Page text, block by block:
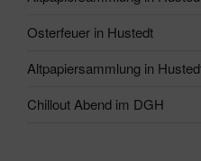
Osterfeuer in Hustedt
Altpapiersammlung in
Chillout Abend im DGH